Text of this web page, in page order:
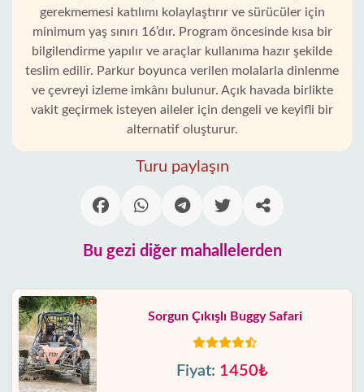
gerekmemesi katılımı kolaylaştırır ve sürücüler için
minimum yaş sınırı 16’dır. Program öncesinde kısa bir
bilgilendirme yapılır ve araçlar kullanıma hazır şekilde
teslim edilir. Parkur boyunca verilen molalarla dinlenme
ve çevreyi izleme imkânı bulunur. Açık havada birlikte
vakit geçirmek isteyen aileler için dengeli ve keyifli bir
alternatif oluşturur.
Turu paylaşın
Bu gezi diğer mahallelerden
Sorgun Çıkışlı Buggy Safari
Fiyat: 1450₺